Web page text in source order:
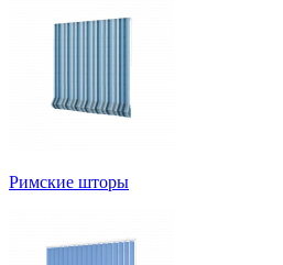
Римские шторы